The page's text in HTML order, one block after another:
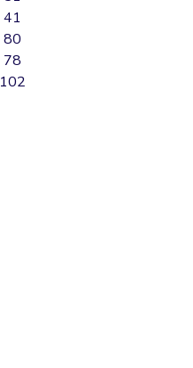
41
80
78
102